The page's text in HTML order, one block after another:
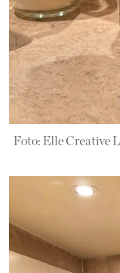
Foto: Elle Creative